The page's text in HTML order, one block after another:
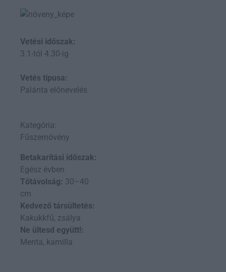
Vetési időszak:
3.1-tól 4.30-ig
Vetés típusa:
Palánta előnevelés
Kategória:
Fűszernövény
Betakarítási időszak:
Egész évben
Tőtávolság: 30–40
cm
Kedvező társültetés:
Kakukkfű, zsálya
Ne ültesd együtt!:
Menta, kamilla